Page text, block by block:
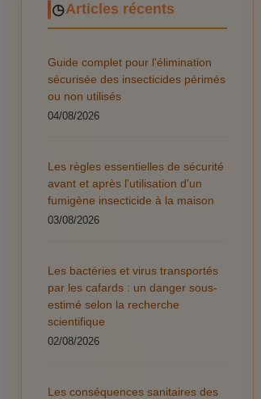
Articles récents
Guide complet pour l'élimination
sécurisée des insecticides périmés
ou non utilisés
04/08/2026
Les règles essentielles de sécurité
avant et après l'utilisation d'un
fumigène insecticide à la maison
03/08/2026
Les bactéries et virus transportés
par les cafards : un danger sous-
estimé selon la recherche
scientifique
02/08/2026
Les conséquences sanitaires des